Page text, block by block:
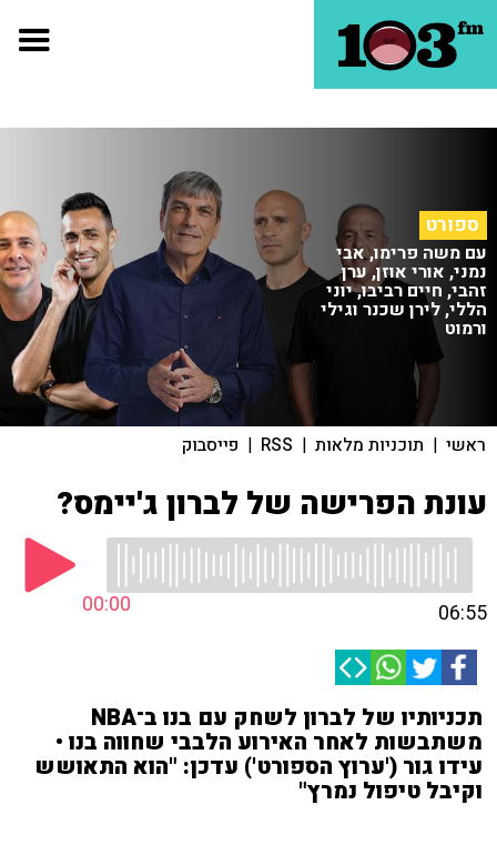
ספורט
עם משה פרימו, אבי
נמני, אורי אוזן, ערן
זהבי, חיים רביבו, יוני
הללי, לירן שכנר וגילי
ורמוט
ראשי | תוכניות מלאות |
RSS
| פייסבוק
עונת הפרישה של לברון ג'יימס?
00:00 06:55
תכניותיו של לברון לשחק עם בנו ב־NBA
משתבשות לאחר האירוע הלבבי שחווה בנו •
עידו גור ('ערוץ הספורט') עדכן: "הוא התאושש
וקיבל טיפול נמרץ"